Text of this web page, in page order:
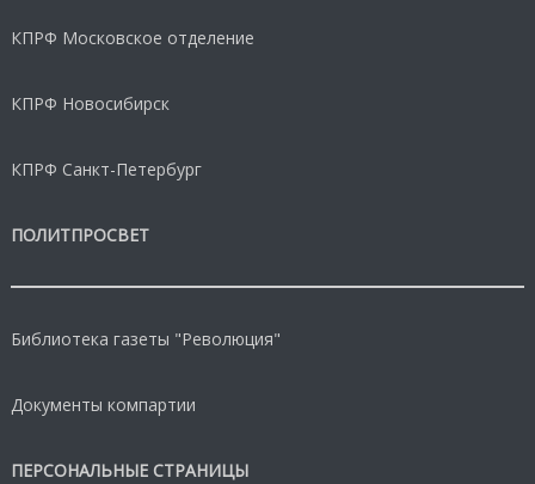
КПРФ Московское отделение
КПРФ Новосибирск
КПРФ Санкт-Петербург
ПОЛИТПРОСВЕТ
Библиотека газеты "Революция"
Документы компартии
ПЕРСОНАЛЬНЫЕ СТРАНИЦЫ